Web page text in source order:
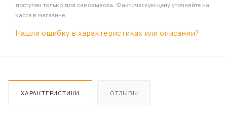
доступен только для самовывоза. Фактическую цену уточняйте на
кассе в магазине
Нашли ошибку в характеристиках или описании?
ХАРАКТЕРИСТИКИ ОТЗЫВЫ